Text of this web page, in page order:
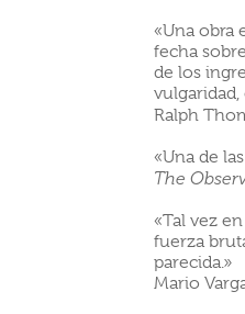
«Una obra
fecha
de los
vulgaridad,
Ralph
«Una de
The
«Tal vez
fuerza
parecida.»
Mario